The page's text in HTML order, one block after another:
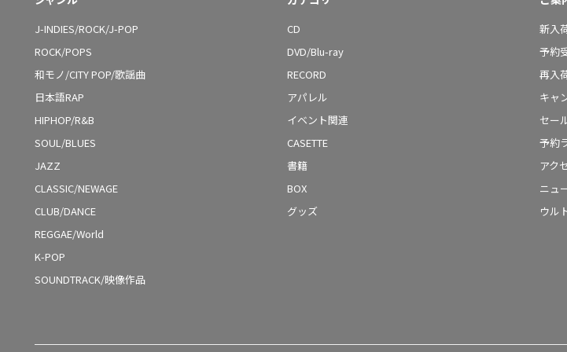
J-INDIES/ROCK/J-POP
ROCK/POPS
和モノ/CITY POP/歌謡曲
日本語RAP
HIPHOP/R&B
SOUL/BLUES
JAZZ
CLASSIC/NEWAGE
CLUB/DANCE
REGGAE/World
K-POP
SOUNDTRACK/映像作品
CD
DVD/Blu-ray
RECORD
アパレル
イベント関連
CASETTE
書籍
BOX
グッズ
新入
予約
再入
キャ
セー
予約
アク
ニュ
ウル